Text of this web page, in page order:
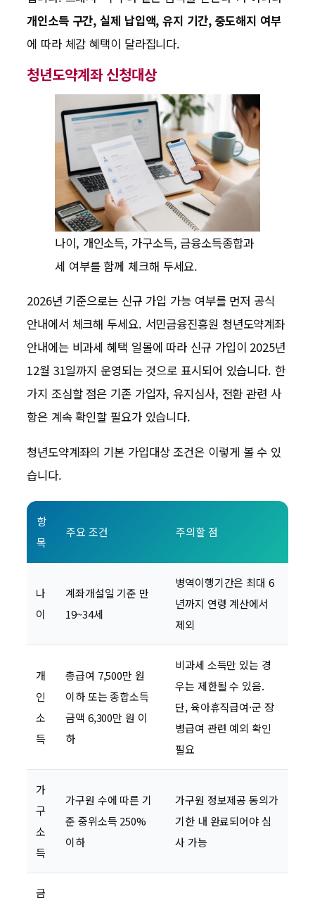
개인소득 구간, 실제 납입액, 유지 기간, 중도해지 여부
에 따라 체감 혜택이 달라집니다.
청년도약계좌 신청대상
나이, 개인소득, 가구소득, 금융소득종합과
세 여부를 함께 체크해 두세요.
2026년 기준으로는 신규 가입 가능 여부를 먼저 공식
안내에서 체크해 두세요. 서민금융진흥원 청년도약계좌
안내에는 비과세 혜택 일몰에 따라 신규 가입이 2025년
12월 31일까지 운영되는 것으로 표시되어 있습니다. 한
가지 조심할 점은 기존 가입자, 유지심사, 전환 관련 사
항은 계속 확인할 필요가 있습니다.
청년도약계좌의 기본 가입대상 조건은 이렇게 볼 수 있
습니다.
항
목
주요 조건 주의할 점
나
이
계좌개설일 기준 만
19~34세
병역이행기간은 최대 6
년까지 연령 계산에서
제외
개
인
소
득
총급여 7,500만 원
이하 또는 종합소득
금액 6,300만 원 이
하
비과세 소득만 있는 경
우는 제한될 수 있음.
단, 육아휴직급여·군 장
병급여 관련 예외 확인
필요
가
구
소
득
가구원 수에 따른 기
준 중위소득 250%
이하
가구원 정보제공 동의가
기한 내 완료되어야 심
사 가능
금